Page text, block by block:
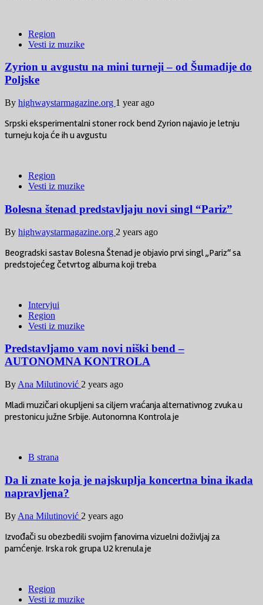
Region
Vesti iz muzike
Zyrion u avgustu na mini turneji – od Šumadije do
Poljske
By highwaystarmagazine.org 1 year ago
Srpski eksperimentalni stoner rock bend Zyrion najavio je letnju
turneju koja će ih u avgustu
Region
Vesti iz muzike
Bolesna štenad predstavljaju novi singl “Pariz”
By highwaystarmagazine.org 2 years ago
Beogradski sastav Bolesna Štenad je objavio prvi singl „Pariz“ sa
predstojećeg četvrtog albuma koji treba
Intervjui
Region
Vesti iz muzike
Predstavljamo vam novi niški bend –
AUTONOMNA KONTROLA
By Ana Milutinović 2 years ago
Mladi muzičari okupljeni sa ciljem vraćanja alternativnog zvuka u
prestonicu južne Srbije. Autonomna Kontrola je
B strana
Da li znate koja je najskuplja koncertna bina ikada
napravljena?
By Ana Milutinović 2 years ago
Izvođači su obezbedili svojim fanovima vizuelni doživljaj za
pamćenje. Irska rok grupa U2 krenula je
Region
Vesti iz muzike